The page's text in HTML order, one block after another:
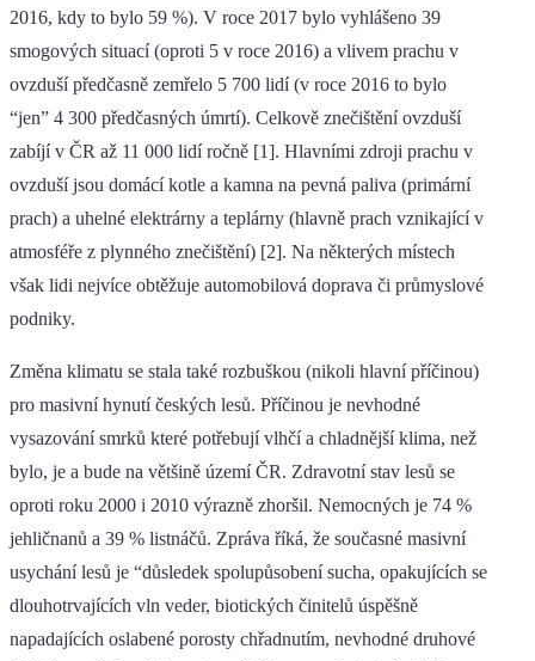
2016, kdy to bylo 59 %). V roce 2017 bylo vyhlášeno 39
smogových situací (oproti 5 v roce 2016) a vlivem prachu v
ovzduší předčasně zemřelo 5 700 lidí (v roce 2016 to bylo
“jen” 4 300 předčasných úmrtí). Celkově znečištění ovzduší
zabíjí v ČR až 11 000 lidí ročně [1]. Hlavními zdroji prachu v
ovzduší jsou domácí kotle a kamna na pevná paliva (primární
prach) a uhelné elektrárny a teplárny (hlavně prach vznikající v
atmosféře z plynného znečištění) [2]. Na některých místech
však lidi nejvíce obtěžuje automobilová doprava či průmyslové
podniky.
Změna klimatu se stala také rozbuškou (nikoli hlavní příčinou)
pro masivní hynutí českých lesů. Příčinou je nevhodné
vysazování smrků které potřebují vlhčí a chladnější klima, než
bylo, je a bude na většině území ČR. Zdravotní stav lesů se
oproti roku 2000 i 2010 výrazně zhoršil. Nemocných je 74 %
jehličnanů a 39 % listnáčů. Zpráva říká, že současné masivní
usychání lesů je “důsledek spolupůsobení sucha, opakujících se
dlouhotrvajících vln veder, biotických činitelů úspěšně
napadajících oslabené porosty chřadnutím, nevhodné druhové